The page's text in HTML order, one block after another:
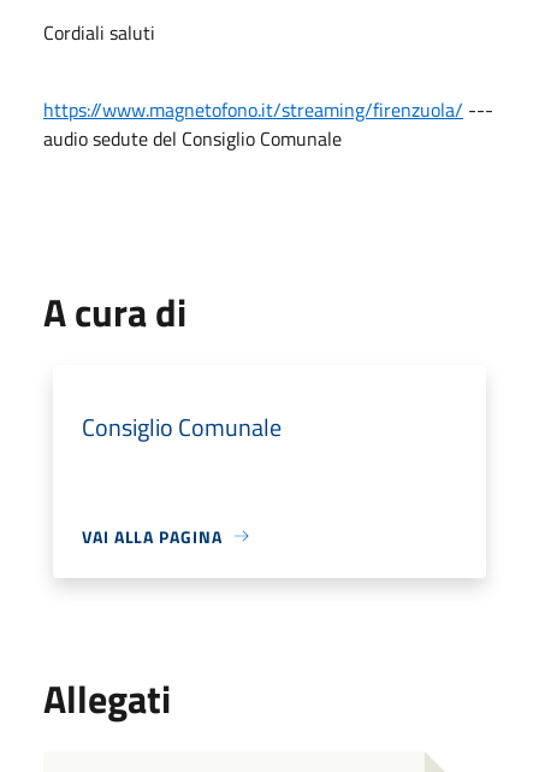
Cordiali saluti
https://www.magnetofono.it/streaming/firenzuola/ ---
audio sedute del Consiglio Comunale
A cura di
Consiglio Comunale
VAI ALLA PAGINA
Allegati